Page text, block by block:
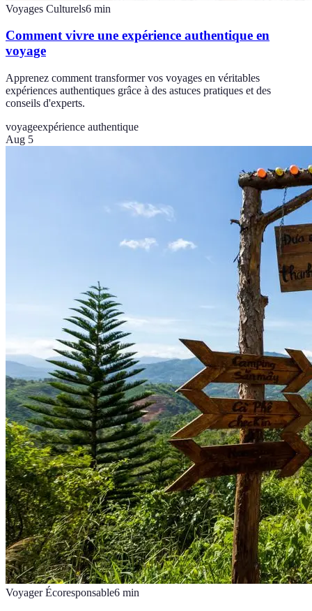
Voyages Culturels6 min
Comment vivre une expérience authentique en
voyage
Apprenez comment transformer vos voyages en véritables
expériences authentiques grâce à des astuces pratiques et des
conseils d'experts.
voyageexpérience authentique
Aug 5
Voyager Écoresponsable6 min